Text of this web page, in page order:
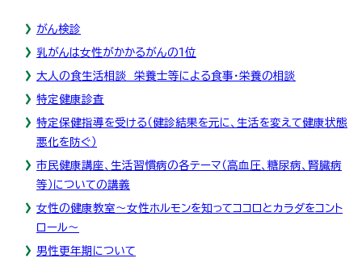
がん検診
乳がんは女性がかかるがんの1位
大人の食生活相談 栄養士等による食事・栄養の相談
特定健康診査
特定保健指導を受ける（健診結果を元に、生活を変えて健康状態
悪化を防ぐ）
市民健康講座、生活習慣病の各テーマ（高血圧、糖尿病、腎臓病
等）についての講義
女性の健康教室～女性ホルモンを知ってココロとカラダをコント
ロール～
男性更年期について